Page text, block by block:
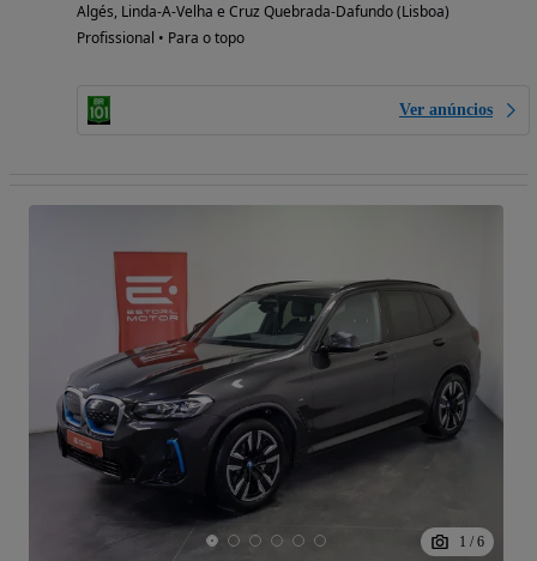
Algés, Linda-A-Velha e Cruz Quebrada-Dafundo (Lisboa)
Profissional • Para o topo
Ver anúncios
1 / 6